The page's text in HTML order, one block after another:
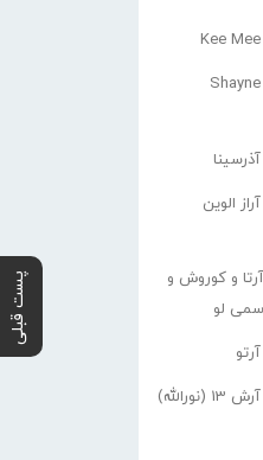
پست قبلی
Kee Mee
Shayne
آذرسینا
آراز الوین
آرتا و کوروش و
سمی لو
آرتو
آرش 13 (نورالله)